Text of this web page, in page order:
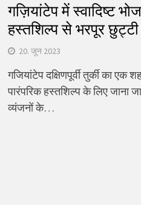
गज़ियांटेप में स्वादिष्ट
हस्तशिल्प से भरपूर
20. जून 2023
गजियांटेप दक्षिणपूर्वी तुर्की का
पारंपरिक हस्तशिल्प के लिए जाना
व्यंजनों के…